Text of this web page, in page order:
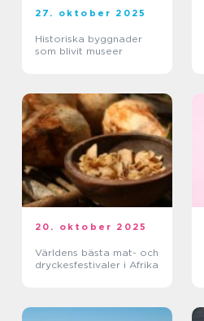
27. oktober 2025
Historiska byggnader
som blivit museer
20. oktober 2025
Världens bästa mat- och
dryckesfestivaler i Afrika